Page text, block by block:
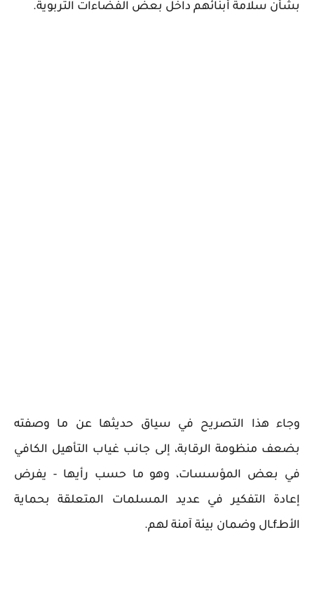
بشأن سلامة أبنائهم داخل بعض الفضاءات التربوية.
وجاء هذا التصريح في سياق حديثها عن ما وصفته
بضعف منظومة الرقابة، إلى جانب غياب التأهيل الكافي
في بعض المؤسسات، وهو ما حسب رأيها - يفرض
إعادة التفكير في عديد المسلمات المتعلقة بحماية
الأطـfـال وضمان بيئة آمنة لهم.